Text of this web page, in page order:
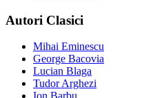
Autori Clasici
Mihai Eminescu
George Bacovia
Lucian Blaga
Tudor Arghezi